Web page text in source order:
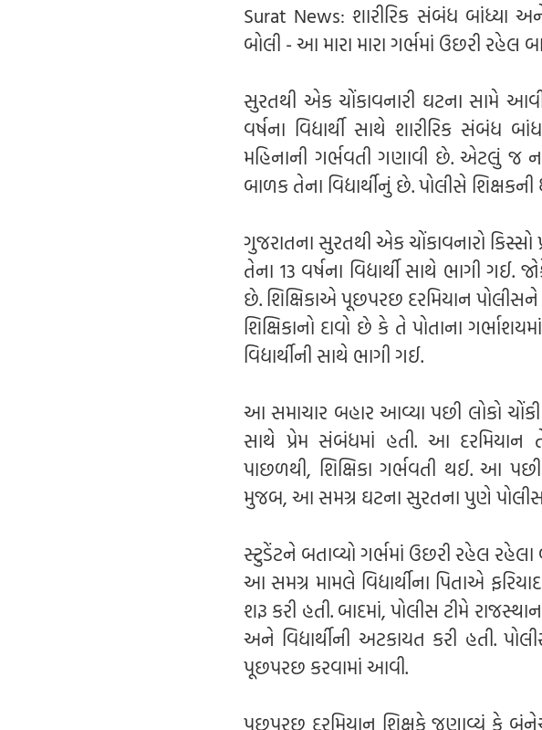
Surat News: શારીરિક સંબંધ બાંધ્યા
બોલી - આ મારા મારા ગર્ભમાં ઉછરી રહેલ
સુરતથી એક ચોંકાવનારી ઘટના સામે
વર્ષના વિદ્યાર્થી સાથે શારીરિક સંબંધ
મહિનાની ગર્ભવતી ગણાવી છે. એટલું જ
બાળક તેના વિદ્યાર્થીનું છે. પોલીસે
ગુજરાતના સુરતથી એક ચોંકાવનારો કિસ્સો
તેના 13 વર્ષના વિદ્યાર્થી સાથે ભાગી ગઈ.
છે. શિક્ષિકાએ પૂછપરછ દરમિયાન પોલીસને
શિક્ષિકાનો દાવો છે કે તે પોતાના
વિદ્યાર્થીની સાથે ભાગી ગઈ.
આ સમાચાર બહાર આવ્યા પછી લોકો ચોંકી
સાથે પ્રેમ સંબંધમાં હતી. આ દરમિયાન
પાછળથી, શિક્ષિકા ગર્ભવતી થઈ. આ પછી
મુજબ, આ સમગ્ર ઘટના સુરતના પુણે પોલીસ
સ્ટુડેંટને બતાવ્યો ગર્ભમાં ઉછરી રહેલ રહેલા
આ સમગ્ર મામલે વિદ્યાર્થીના પિતાએ
શરૂ કરી હતી. બાદમાં, પોલીસ ટીમે
અને વિદ્યાર્થીની અટકાયત કરી હતી.
પૂછપરછ કરવામાં આવી.
પૂછપરછ દરમિયાન શિક્ષકે જણાવ્યું કે